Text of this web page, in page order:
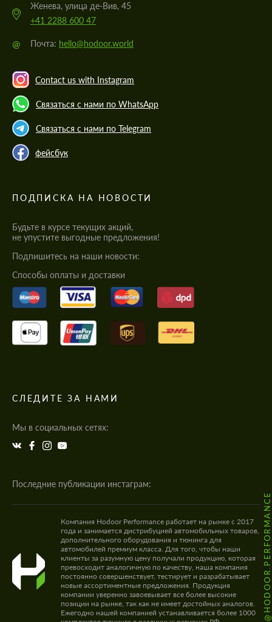
Женева, улица де-Вив, 45
+41 2288 600 47
@ Почта: hello@hodoor.world
Contact us with Instagram
Связаться с нами по WhatsApp
Связаться с нами по Telegram
фейсбук
ПОДПИСКА НА НОВОСТИ
Будьте в курсе текущих акций,
не упустите выгодные предложения!
Подпишитесь на наши новости:
Cпособы оплаты и доставки
СЛЕДИТЕ ЗА НАМИ
Мы в социальных сетях:
Последние публикации инстаграм:
@HODOOR.PERFORMANCE
Компания Hodoor Performance работает на рынке с 2017
года и занимается дистрибуцией автомобильных товаров,
дополнительного оборудования и тюнинга для
автомобилей премиум класса. Для того, чтобы наши
клиенты за разумную цену получали продукцию, которая
превосходит аналогичную по качеству, наша компания
постоянно совершенствует, тестирует и разрабатывает
новые ассортиментные предложения. Продукция
компании уверенно завоевывает все более высокие
позиции на рынке, так как не имеет достойных аналогов.
Ежегодно нашей компанией устанавливается более 1000